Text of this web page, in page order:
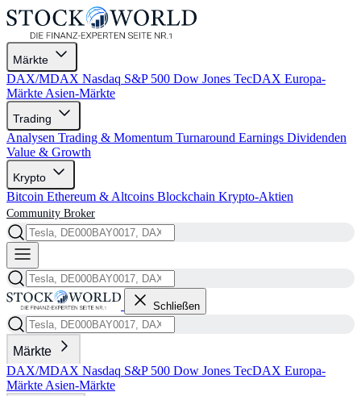
Märkte
DAX/MDAX Nasdaq S&P 500 Dow Jones TecDAX Europa-
Märkte Asien-Märkte
Trading
Analysen Trading & Momentum Turnaround Earnings Dividenden
Value & Growth
Krypto
Bitcoin Ethereum & Altcoins Blockchain Krypto-Aktien
Community Broker
Schließen
Märkte
DAX/MDAX Nasdaq S&P 500 Dow Jones TecDAX Europa-
Märkte Asien-Märkte